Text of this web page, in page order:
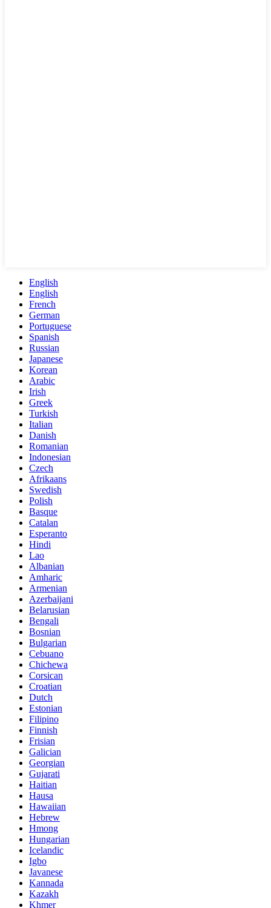
English
English
French
German
Portuguese
Spanish
Russian
Japanese
Korean
Arabic
Irish
Greek
Turkish
Italian
Danish
Romanian
Indonesian
Czech
Afrikaans
Swedish
Polish
Basque
Catalan
Esperanto
Hindi
Lao
Albanian
Amharic
Armenian
Azerbaijani
Belarusian
Bengali
Bosnian
Bulgarian
Cebuano
Chichewa
Corsican
Croatian
Dutch
Estonian
Filipino
Finnish
Frisian
Galician
Georgian
Gujarati
Haitian
Hausa
Hawaiian
Hebrew
Hmong
Hungarian
Icelandic
Igbo
Javanese
Kannada
Kazakh
Khmer